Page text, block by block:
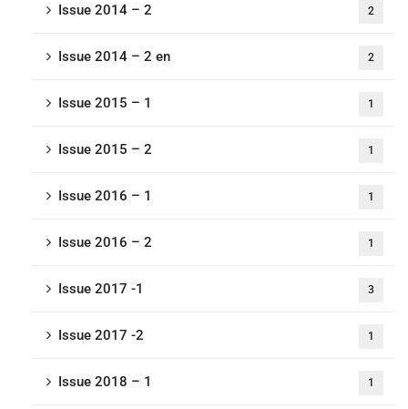
Issue 2014 – 2 2
Issue 2014 – 2 en 2
Issue 2015 – 1 1
Issue 2015 – 2 1
Issue 2016 – 1 1
Issue 2016 – 2 1
Issue 2017 -1 3
Issue 2017 -2 1
Issue 2018 – 1 1